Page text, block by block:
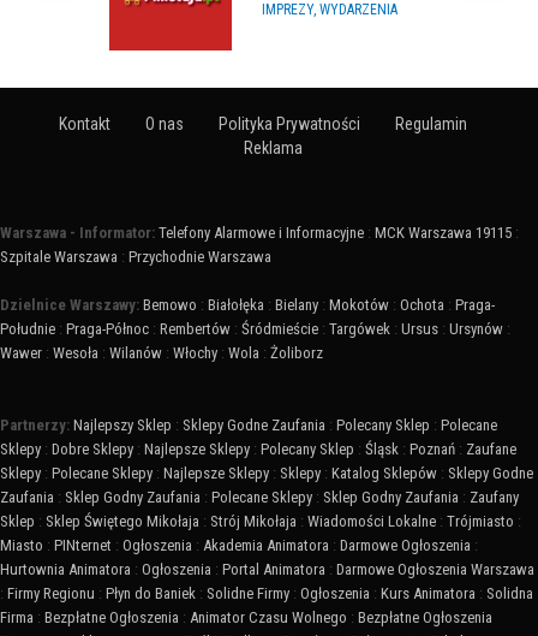
IMPREZY, WYDARZENIA
Kontakt O nas Polityka Prywatności
Regulamin
Reklama
Warszawa - Informator: Telefony Alarmowe i Informacyjne : MCK Warszawa 19115 :
Szpitale Warszawa : Przychodnie Warszawa
Dzielnice Warszawy: Bemowo : Białołęka : Bielany : Mokotów : Ochota : Praga-
Południe : Praga-Północ : Rembertów : Śródmieście : Targówek : Ursus : Ursynów :
Wawer : Wesoła : Wilanów : Włochy : Wola : Żoliborz
Partnerzy: Najlepszy Sklep : Sklepy Godne Zaufania : Polecany Sklep : Polecane
Sklepy : Dobre Sklepy : Najlepsze Sklepy : Polecany Sklep : Śląsk : Poznań : Zaufane
Sklepy : Polecane Sklepy : Najlepsze Sklepy : Sklepy : Katalog Sklepów : Sklepy Godne
Zaufania : Sklep Godny Zaufania : Polecane Sklepy : Sklep Godny Zaufania : Zaufany
Sklep : Sklep Świętego Mikołaja : Strój Mikołaja : Wiadomości Lokalne : Trójmiasto :
Miasto : PINternet : Ogłoszenia : Akademia Animatora : Darmowe Ogłoszenia :
Hurtownia Animatora : Ogłoszenia : Portal Animatora : Darmowe Ogłoszenia Warszawa
: Firmy Regionu : Płyn do Baniek : Solidne Firmy : Ogłoszenia : Kurs Animatora : Solidna
Firma : Bezpłatne Ogłoszenia : Animator Czasu Wolnego : Bezpłatne Ogłoszenia